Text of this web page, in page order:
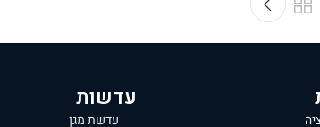
עדשות
עדשת מגן